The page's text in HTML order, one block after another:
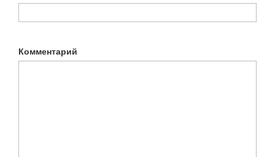
Комментарий